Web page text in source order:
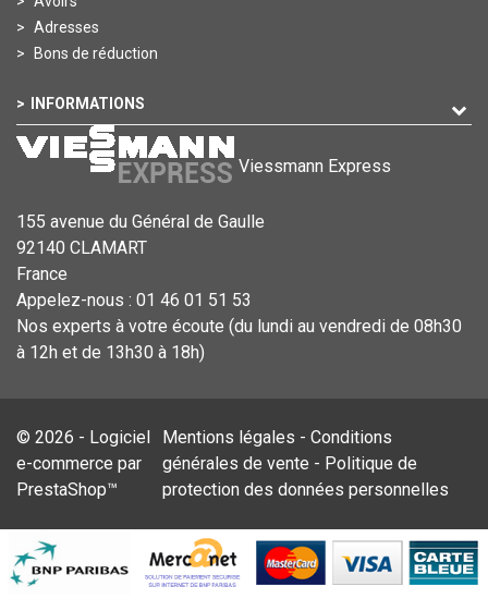
Adresses
Bons de réduction
INFORMATIONS
Viessmann Express
155 avenue du Général de Gaulle
92140 CLAMART
France
Appelez-nous : 01 46 01 51 53
Nos experts à votre écoute (du lundi au vendredi de 08h30
à 12h et de 13h30 à 18h)
© 2026 - Logiciel
e-commerce par
PrestaShop™
Mentions légales -Conditions
générales de vente - Politique de
protection des données personnelles